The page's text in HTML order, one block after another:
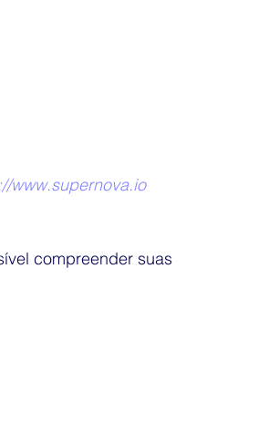
www.supernova.io
compreender suas